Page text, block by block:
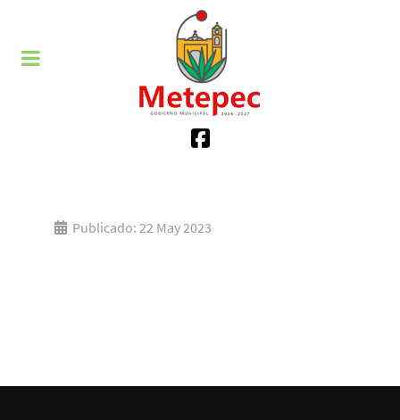
Publicado: 22 May 2023